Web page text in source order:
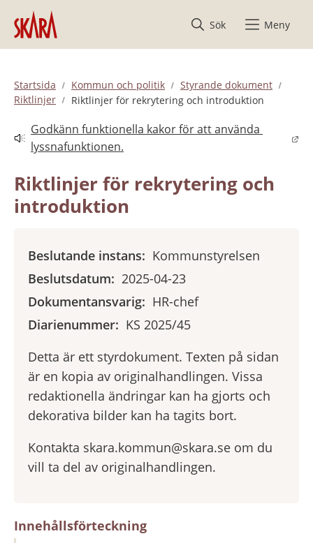
Hoppa till innehåll
Sök
Meny
Startsida Kommun och politik
Styrande dokument
Riktlinjer
Riktlinjer för rekrytering och introduktion
Godkänn funktionella kakor för att använda
lyssnafunktionen.
Länk till annan webbplats.
Riktlinjer för rekrytering och
introduktion
Beslutande instans: Kommunstyrelsen
Beslutsdatum: 2025-04-23
Dokumentansvarig: HR-chef
Diarienummer: KS 2025/45
Detta är ett styrdokument. Texten på sidan
är en kopia av originalhandlingen. Vissa
redaktionella ändringar kan ha gjorts och
dekorativa bilder kan ha tagits bort.
Kontakta skara.kommun@skara.se om du
vill ta del av originalhandlingen.
Innehållsförteckning